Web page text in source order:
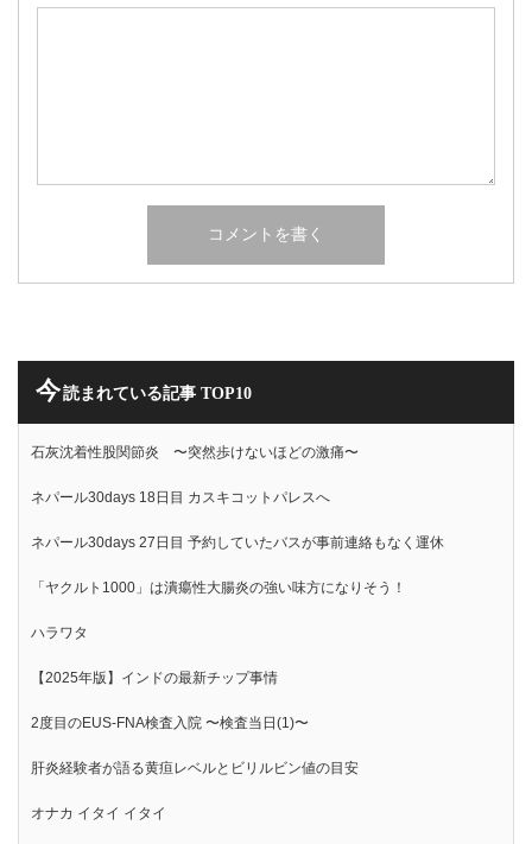
今読まれている記事 TOP10
石灰沈着性股関節炎 〜突然歩けないほどの激痛〜
ネパール30days 18日目 カスキコットパレスへ
ネパール30days 27日目 予約していたバスが事前連絡もなく運休
「ヤクルト1000」は潰瘍性大腸炎の強い味方になりそう！
ハラワタ
【2025年版】インドの最新チップ事情
2度目のEUS-FNA検査入院 〜検査当日(1)〜
肝炎経験者が語る黄疸レベルとビリルビン値の目安
オナカ イタイ イタイ